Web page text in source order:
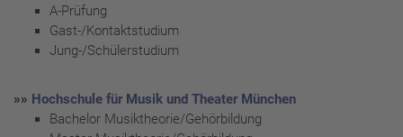
A-Prüfung
Gast-/Kontaktstudium
Jung-/Schülerstudium
»» Hochschule für Musik und Theater München
Bachelor Musiktheorie/Gehörbildung